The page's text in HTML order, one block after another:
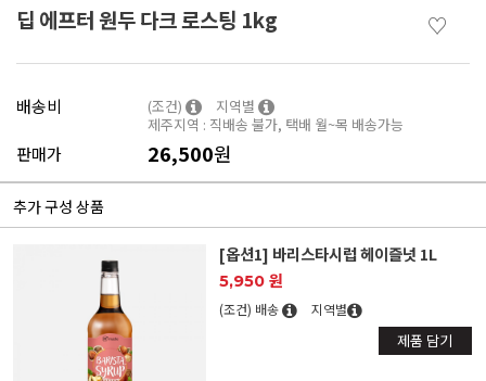
딥 에프터 원두 다크 로스팅 1kg ♡
배송비 (조건)
지역별
제주지역 : 직배송 불가, 택배 월~목 배송가능
판매가 26,500원
추가 구성 상품
[옵션1] 바리스타시럽 헤이즐넛 1L
5,950 원
(조건) 배송 지역별
제품 담기